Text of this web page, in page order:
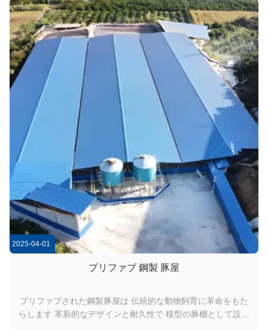
2025-04-01
プリファブ 鋼製 豚屋
プリファブされた鋼製豚屋は 伝統的な動物飼育に革命をもた
らします 革新的なデザインと耐久性で 模型の豚棚として設計